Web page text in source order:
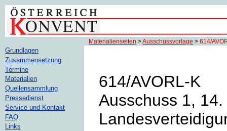
Materialienseiten >Ausschussvorlage >614/
614/AVORL-K
Ausschuss 1,
Grundlagen
Zusammensetzung
Termine
Materialien
Quellensammlung
Pressedienst
Service und Kontakt
FAQ
Links